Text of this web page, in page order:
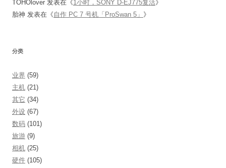
TOHOlover 发表在《1小时，SONY D-EJ775复活》
胎神 发表在《自作 PC 7 号机「ProSwan 5」 》
分类
业界 (59)
主机 (21)
其它 (34)
外设 (67)
数码 (101)
旅游 (9)
相机 (25)
硬件 (105)